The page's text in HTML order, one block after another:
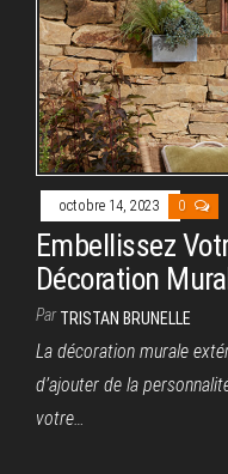
octobre 14, 2023 0
Embellissez
Décoration
ParTRISTAN BRUNELLE
La décoration murale
d’ajouter de la
votre…